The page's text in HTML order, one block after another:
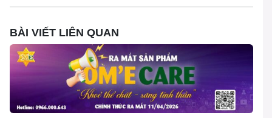
BÀI VIẾT LIÊN QUAN